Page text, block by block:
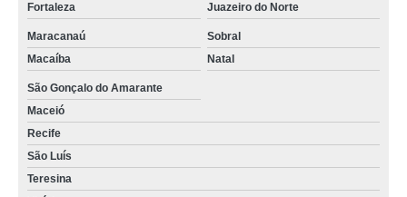
Fortaleza Juazeiro do Norte
Maracanaú
Sobral
Macaíba
Natal
São Gonçalo do Amarante
Maceió
Recife
São Luís
Teresina